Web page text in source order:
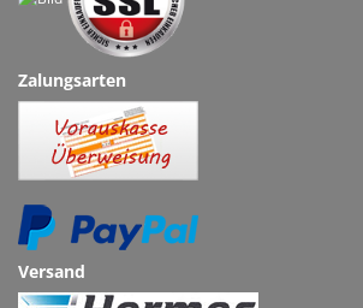
Zalungsarten
Versand